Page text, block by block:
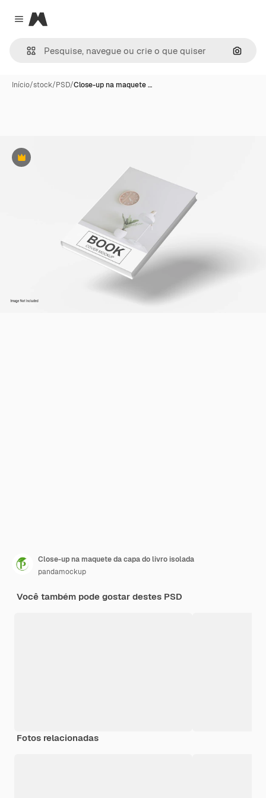
Close menu
Magnific
Início/stock/PSD/Close-up na maquete …
Premium
Close-up na maquete da capa do livro isolada
pandamockup
Você também pode gostar destes PSD
Fotos relacionadas